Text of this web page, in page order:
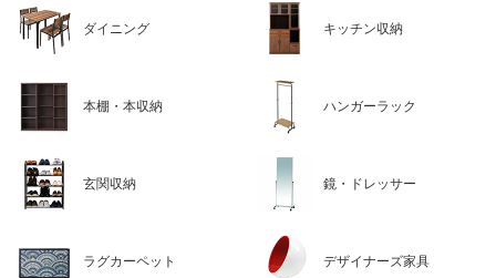
ダイニング キッチン収納
本棚・本収納 ハンガーラック
玄関収納 鏡・ドレッサー
ラグカーペット デザイナーズ家具